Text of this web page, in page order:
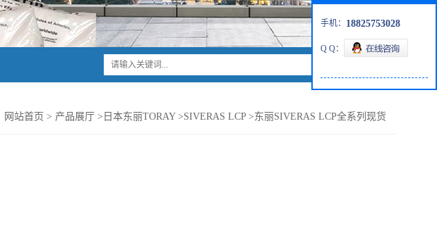
网站首页 > 产品展厅 > 日本东丽TORAY>SIVERAS LCP >东丽SIVERAS LCP全系列现货
手机： 18825753028
Q Q：